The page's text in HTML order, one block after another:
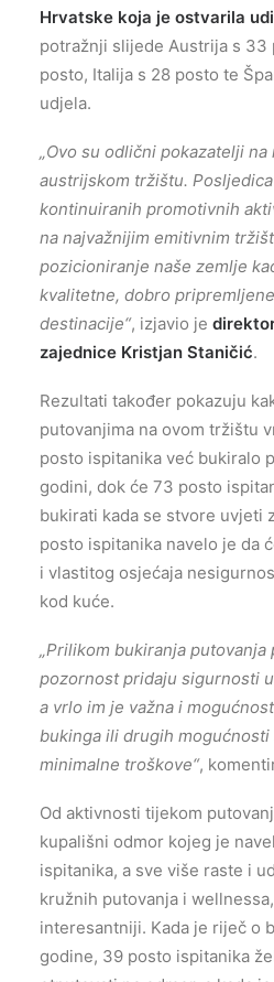
Hrvatske koja je ostvarila
potražnji slijede Austrija s 33
posto, Italija s 28 posto te
udjela.
„Ovo su odlični pokazatelji na
austrijskom tržištu.
kontinuiranih promotivnih
na najvažnijim emitivnim
pozicioniranje naše zemlje
kvalitetne, dobro
destinacije“, izjavio je
zajednice Kristjan Staničić.
Rezultati također pokazuju
putovanjima na ovom tržištu
posto ispitanika već bukiralo
godini, dok će 73 posto
bukirati kada se stvore uvjeti
posto ispitanika navelo je da
i vlastitog osjećaja
kod kuće.
„Prilikom bukiranja
pozornost pridaju sigurnosti
a vrlo im je važna i
bukinga ili drugih
minimalne troškove“,
Od aktivnosti tijekom
kupališni odmor kojeg je
ispitanika, a sve više raste i
kružnih putovanja i
interesantniji. Kada je riječ o
godine, 39 posto ispitanika